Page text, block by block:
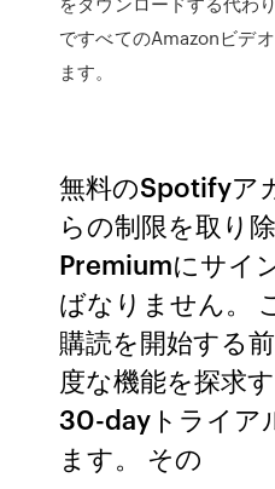
ですべてのAmazonビデ
ます。
無料のSpotifyア
らの制限を取り
Premiumにサイ
ばなりません。
購読を開始する
度な機能を探求
30-dayトライア
ます。 その